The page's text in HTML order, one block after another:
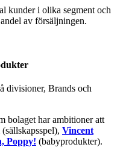
kunder i olika segment och
av försäljningen.
divisioner, Brands och
bolaget har ambitioner att
(sällskapsspel), Vincent
Poppy! (babyprodukter).